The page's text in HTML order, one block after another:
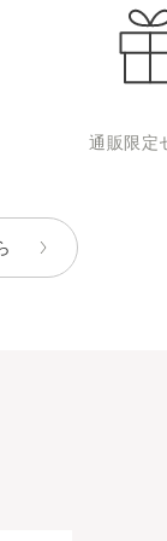
通販限定